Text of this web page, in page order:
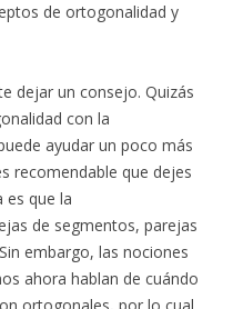
de ortogonalidad y
dejar un consejo. Quizás
con la
ayudar un poco más
recomendable que dejes
es que la
de segmentos, parejas
embargo, las nociones
ahora hablan de cuándo